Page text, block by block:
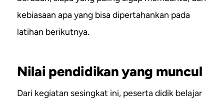
kebiasaan apa yang bisa dipertahankan pada
latihan berikutnya.
Nilai pendidikan yang muncul
Dari kegiatan sesingkat ini, peserta didik belajar